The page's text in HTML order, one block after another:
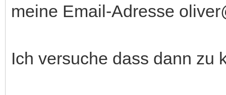
meine Email-Adresse
Ich versuche dass dann zu